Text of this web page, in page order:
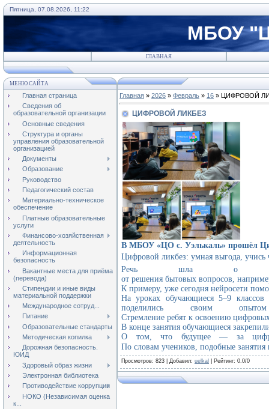
Пятница, 07.08.2026, 11:22
МБОУ
ГЛАВНАЯ
МЕНЮ САЙТА
Главная страница
Сведения об
образовательной организации
Основные сведения
Структура и органы
управления образовательной
организацией
Документы
Образование
Руководство
Педагогический состав
Материально-техническое
обеспечение
Платные образовательные
услуги
Финансово-хозяйственная
деятельность
Информационная
безопасность
Вакантные места для приёма
(перевода)
Стипендии и иные виды
материальной поддержки
Международное сотруд...
Питание
Образовательные стандарты
Методическая копилка
Дорожная безопасность.
ЮИД
Здоровый образ жизни
Электронная библиотека
Противодействие коррупции
НОКО (Независимая оценка
к...
Главная » 2026 » Февраль » 16 » ЦИФРОВОЙ
ЦИФРОВОЙ ЛИКБЕЗ
В МБОУ «ЦО с. Уэлькаль» прошёл
Цифровой ликбез: умная выгода, учись
Речь шла о
от решения бытовых вопросов,
К примеру, уже сегодня нейросети
На уроках обучающиеся 5–9
поделились своим
Стремление ребят к освоению
В конце занятия обучающиеся
О том, что будущее — за
По словам учеников, подобные
Просмотров: 823 | Добавил: uelkal Рейтинг: 0.0/0